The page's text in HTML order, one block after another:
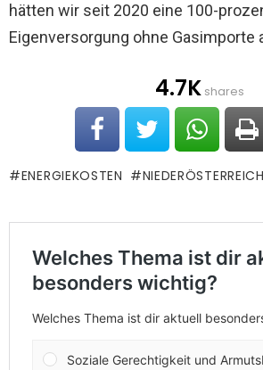
hätten wir seit 2020 eine 100-
Eigenversorgung ohne Gasimporte
4.7K shares
ENERGIEKOSTEN NIEDERÖSTERREICH